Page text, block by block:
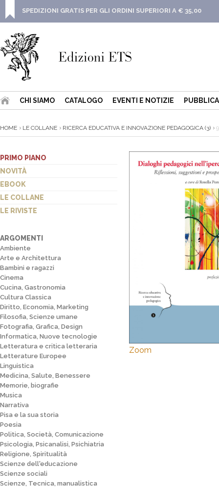
SPEDIZIONI GRATIS PER GLI ORDINI SUPERIORI A € 35,00
CHI SIAMO CATALOGO EVENTI E NOTIZIE
HOME LE COLLANE RICERCA EDUCATIVA E INNOVAZIONE PEDAGOGICA (3)
PRIMO PIANO
NOVITÀ
EBOOK
LE COLLANE
LE RIVISTE
ARGOMENTI
Ambiente
Arte e Architettura
Bambini e ragazzi
Cinema
Cucina, Gastronomia
Cultura Classica
Diritto, Economia, Marketing
Filosofia, Scienze umane
Fotografia, Grafica, Design
Informatica, Nuove tecnologie
Letteratura e critica letteraria
Letterature Europee
Linguistica
Medicina, Salute, Benessere
Memorie, biografie
Musica
Narrativa
Pisa e la sua storia
Poesia
Politica, Società, Comunicazione
Psicologia, Psicanalisi, Psichiatria
Religione, Spiritualità
Scienze dell'educazione
Scienze sociali
Scienze, Tecnica, manualistica
Zoom